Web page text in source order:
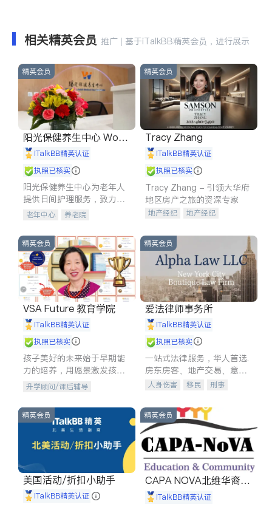
相关精英会员 推广 | 基于iTalkBB精英会员，进行展示
精英会员
阳光保健养生中心 World
shine
iTalkBB精英认证
执照已核实
阳光保健养生中心为老年人
提供日间护理服务，致力于
通过持续的护理创新来有效
老年中心 养老院
精英会员
Tracy Zhang
iTalkBB精英认证
执照已核实
Tracy Zhang - 引领大华府
地区房产之旅的资深专家
地产经纪
地产经纪
商铺租售
精英会员
VSA Future 教育学院
iTalkBB精英认证
执照已核实
孩子美好的未来始于早期能
力的培养，用愿景激发孩子
的学习潜力和动力。理念：
拥有成长型心态是成功的基
石。
升学顾问/课后辅导
精英会员
爱法律师事务所
iTalkBB精英认证
执照已核实
一站式法律服务，华人首选.
房东房客、地产交易、意外
伤害、车祸重伤、商业诉
建筑合同、刑事案件全包办
人身伤害 移民
刑事
信托/遗嘱
商业
索赔
律师-其它 保释
精英会员
美国活动/折扣小助手
iTalkBB精英认证
精英会员
CAPA NOVA北维华裔家
长会iTalkBB精英认证